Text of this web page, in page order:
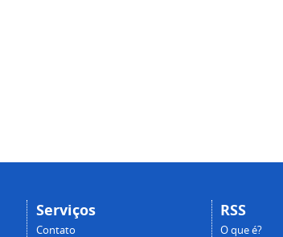
Serviços
Contato
RSS
O que é?